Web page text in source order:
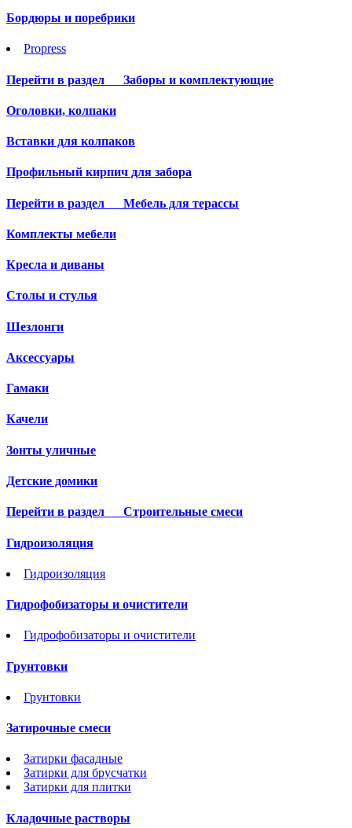
Бордюры и поребрики
Propress
Перейти в раздел Заборы и комплектующие
Оголовки, колпаки
Вставки для колпаков
Профильный кирпич для забора
Перейти в раздел Мебель для терассы
Комплекты мебели
Кресла и диваны
Столы и стулья
Шезлонги
Аксессуары
Гамаки
Качели
Зонты уличные
Детские домики
Перейти в раздел Строительные смеси
Гидроизоляция
Гидроизоляция
Гидрофобизаторы и очистители
Гидрофобизаторы и очистители
Грунтовки
Грунтовки
Затирочные смеси
Затирки фасадные
Затирки для брусчатки
Затирки для плитки
Кладочные растворы